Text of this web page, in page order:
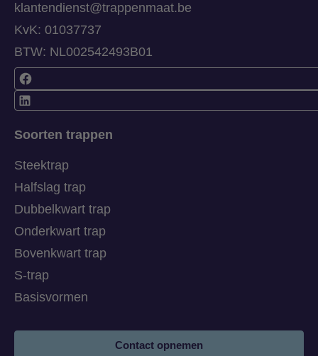
Soorten trappen
Steektrap
Halfslag trap
Dubbelkwart trap
Onderkwart trap
Bovenkwart trap
S-trap
Basisvormen
klantendienst@trappenmaat.be
KvK: 01037737
BTW: NL002542493B01
Contact opnemen